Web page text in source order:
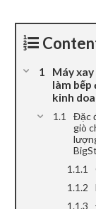
Máy
làm bếp
kinh
Đặc
giò